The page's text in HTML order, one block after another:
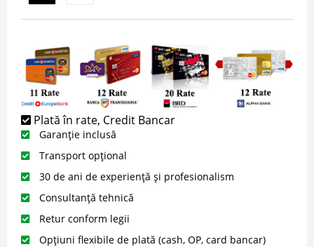
Plată în rate, Credit Bancar
Garanție inclusă
Transport opțional
30 de ani de experiență și profesionalism
Consultanță tehnică
Retur conform legii
Opțiuni flexibile de plată (cash, OP, card bancar)